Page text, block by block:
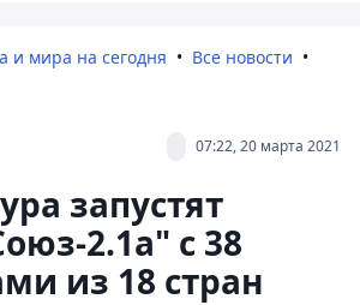
и мира на сегодня
Все новости
07:22, 20 марта 2021
запустят
2.1а" с 38
из 18 стран